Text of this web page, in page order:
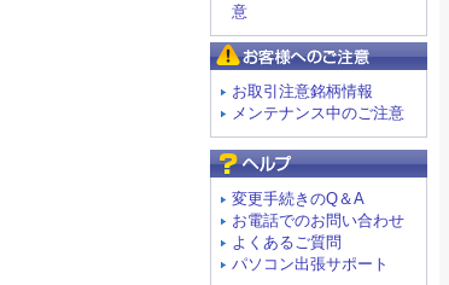
意
お取引注意銘柄情報
メンテナンス中のご注意
変更手続きのQ＆A
お電話でのお問い合わせ
よくあるご質問
パソコン出張サポート